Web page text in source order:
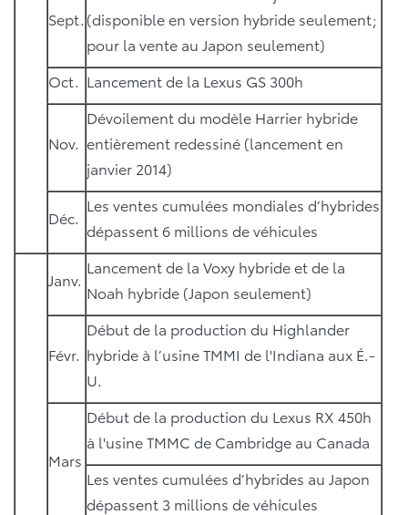
Sept. (disponible en version hybride seulement;
pour la vente au Japon seulement)
Oct. Lancement de la Lexus GS 300h
Nov.
Dévoilement du modèle Harrier hybride
entièrement redessiné (lancement en
janvier 2014)
Déc.
Les ventes cumulées mondiales d’hybrides
dépassent 6 millions de véhicules
Janv.
Lancement de la Voxy hybride et de la
Noah hybride (Japon seulement)
Févr.
Début de la production du Highlander
hybride à l’usine TMMI de l'Indiana aux É.-
U.
Mars
Début de la production du Lexus RX 450h
à l'usine TMMC de Cambridge au Canada
Les ventes cumulées d’hybrides au Japon
dépassent 3 millions de véhicules